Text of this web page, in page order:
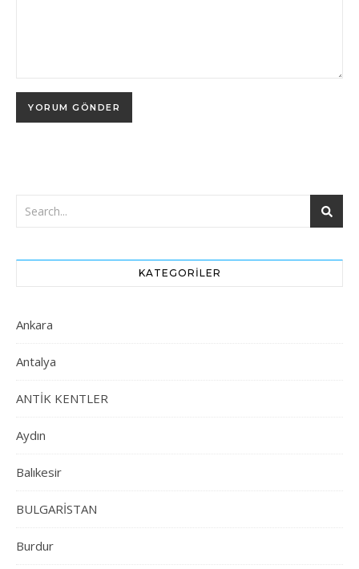
KATEGORILER
Ankara
Antalya
ANTİK KENTLER
Aydın
Balıkesir
BULGARİSTAN
Burdur